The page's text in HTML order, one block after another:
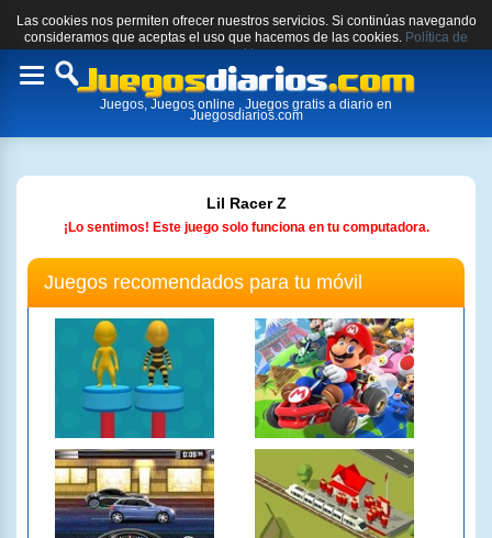
Las cookies nos permiten ofrecer nuestros servicios. Si continúas navegando
consideramos que aceptas el uso que hacemos de las cookies. Política de
cookies.
Toggle
Juegos, Juegos online , Juegos gratis a diario en
Juegosdiarios.com
Lil Racer Z
¡Lo sentimos! Este juego solo funciona en tu computadora.
Juegos recomendados para tu móvil